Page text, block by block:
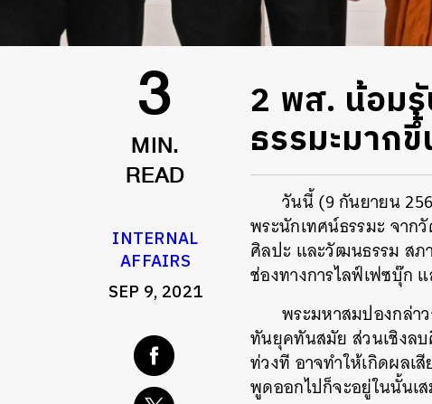
3
MIN.
READ
INTERNAL
AFFAIRS
SEP 9, 2021
2 พส. น้อมรั
ธรรมะมาก
วันนี้ (9 กันยายน
พระนักเทศน์ธรรมะ จาก
ศิลปะ และวัฒนธรรม สภ
ช่องทางการไลฟ์เฟซบุ๊ก
พระมหาสมปองกล่า
ทันยุคทันสมัย ส่วนเชิงล
ท่วงที อาจทำให้เกิดผลเ
พูดออกไปก็จะอยู่ในนั้นเ